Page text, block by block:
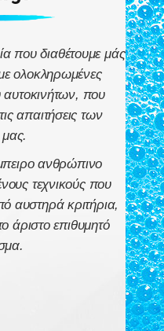
που διαθέτουμε μάς
ολοκληρωμένες
αυτοκινήτων, που
απαιτήσεις των
ανθρώπινο
τεχνικούς που
αυστηρά κριτήρια,
άριστο επιθυμητό